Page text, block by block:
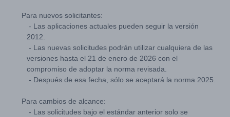
Para nuevos solicitantes:
- Las aplicaciones actuales pueden seguir la versión
2012.
- Las nuevas solicitudes podrán utilizar cualquiera de las
versiones hasta el 21 de enero de 2026 con el
compromiso de adoptar la norma revisada.
- Después de esa fecha, sólo se aceptará la norma 2025.
Para cambios de alcance:
- Las solicitudes bajo el estándar anterior solo se